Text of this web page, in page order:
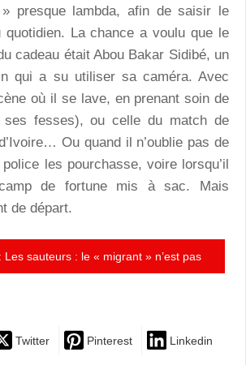
presque lambda, afin de saisir le
La chance a voulu que le
cadeau était Abou Bakar Sidibé, un
qui a su utiliser sa caméra. Avec
où il se lave, en prenant soin de
ses fesses), ou celle du match de
Ou quand il n’oublie pas de
les pourchasse, voire lorsqu’il
de fortune mis à sac. Mais
de départ.
Les sauteurs : le « migrant » n’est pas
Twitter Pinterest Linkedin